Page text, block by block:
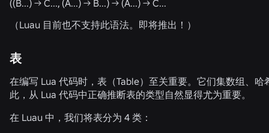
((B...) -> C..., (A...) -> B...) -> (A...) -> C...
（Luau 目前也不支持此语法。即将推出！）
表
在编写 Lua 代码时，表（Table）至关重要。它们集数组、哈
此，从 Lua 代码中正确推断表的类型自然显得尤为重要。
在 Luau 中，我们将表分为 4 类：